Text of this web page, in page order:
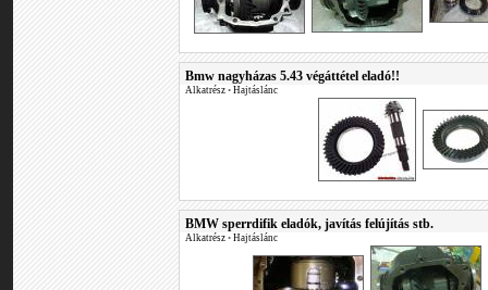
Bmw nagyházas 5.43 végáttétel eladó!!
Alkatrész • Hajtáslánc
BMW sperrdifik eladók, javítás felújítás stb.
Alkatrész • Hajtáslánc